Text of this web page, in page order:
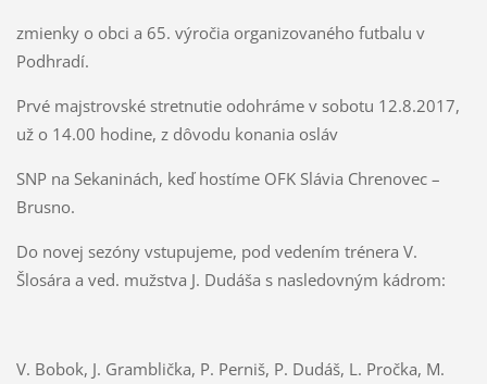
zmienky o obci a 65. výročia organizovaného futbalu v
Podhradí.
Prvé majstrovské stretnutie odohráme v sobotu 12.8.2017,
už o 14.00 hodine, z dôvodu konania osláv
SNP na Sekaninách, keď hostíme OFK Slávia Chrenovec –
Brusno.
Do novej sezóny vstupujeme, pod vedením trénera V.
Šlosára a ved. mužstva J. Dudáša s nasledovným kádrom:
V. Bobok, J. Gramblička, P. Perniš, P. Dudáš, L. Pročka, M.